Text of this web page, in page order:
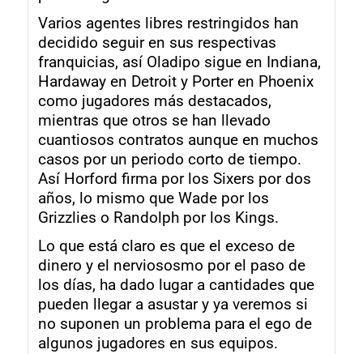
Varios agentes libres restringidos han
decidido seguir en sus respectivas
franquicias, así Oladipo sigue en Indiana,
Hardaway en Detroit y Porter en Phoenix
como jugadores más destacados,
mientras que otros se han llevado
cuantiosos contratos aunque en muchos
casos por un periodo corto de tiempo.
Así Horford firma por los Sixers por dos
años, lo mismo que Wade por los
Grizzlies o Randolph por los Kings.
Lo que está claro es que el exceso de
dinero y el nerviososmo por el paso de
los días, ha dado lugar a cantidades que
pueden llegar a asustar y ya veremos si
no suponen un problema para el ego de
algunos jugadores en sus equipos.